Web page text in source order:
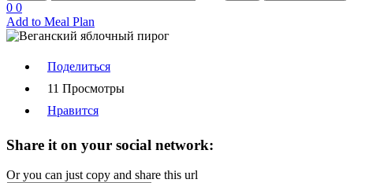
0 0
Add to Meal Plan
Поделиться
11 Просмотры
Нравится
Share it on your social network:
Or you can just copy and share this url